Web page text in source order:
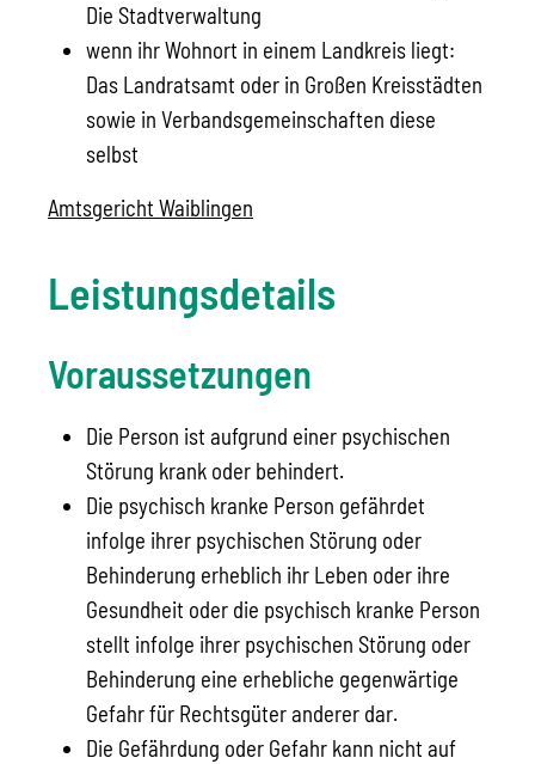
Die Stadtverwaltung
wenn ihr Wohnort in einem Landkreis liegt:
Das Landratsamt oder in Großen Kreisstädten
sowie in Verbandsgemeinschaften diese
selbst
Amtsgericht Waiblingen
Leistungsdetails
Voraussetzungen
Die Person ist aufgrund einer psychischen
Störung krank oder behindert.
Die psychisch kranke Person gefährdet
infolge ihrer psychischen Störung oder
Behinderung erheblich ihr Leben oder ihre
Gesundheit oder die psychisch kranke Person
stellt infolge ihrer psychischen Störung oder
Behinderung eine erhebliche gegenwärtige
Gefahr für Rechtsgüter anderer dar.
Die Gefährdung oder Gefahr kann nicht auf